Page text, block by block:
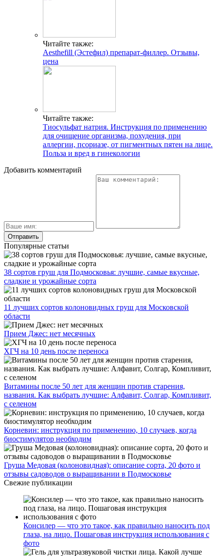
Читайте также:
Aesthefill (Эстефил) препарат-филлер. Отзывы,
цена
Читайте также:
Тиосульфат натрия. Инструкция по применению
для очищение организма, похудения, при
аллергии, псориазе, от пигментных пятен на лице.
Польза и вред в гинекологии
Добавить комментарий
Популярные статьи
38 сортов груш для Подмосковья: лучшие, самые вкусные,
сладкие и урожайные сорта
11 лучших сортов колоновидных груш для Московской
области
Прием Джес: нет месячных
ХГЧ на 10 день после переноса
Витамины после 50 лет для женщин против старения,
названия. Как выбрать лучшие: Алфавит, Солгар, Компливит,
с селеном
Корневин: инструкция по применению, 10 случаев, когда
биостимулятор необходим
Груша Медовая (колоновидная): описание сорта, 20 фото и
отзывы садоводов о выращивании в Подмосковье
Свежие публикации
Консилер — что это такое, как правильно наносить под
глаза, на лицо. Пошаговая инструкция использования с
фото